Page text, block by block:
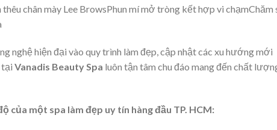
chân mày Lee BrowsPhun mí mở tròng kết hợp vi chạmChăm
nghệ hiện đại vào quy trình làm đẹp, cập nhật các xu hướng mới
tại Vanadis Beauty Spa luôn tận tâm chu đáo mang đến chất
của một spa làm đẹp uy tín hàng đầu TP. HCM: